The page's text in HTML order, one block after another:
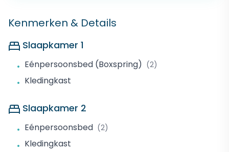
Kenmerken & Details
Slaapkamer 1
• Eénpersoonsbed (Boxspring) (2)
• Kledingkast
Slaapkamer 2
• Eénpersoonsbed (2)
• Kledingkast